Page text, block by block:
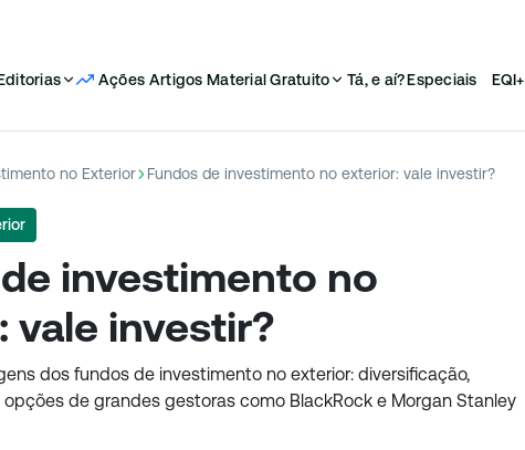
Ações Artigos Material Gratuito Tá, e aí?Especiais EQI+
no Exterior Fundos de investimento no exterior: vale investir?
investimento no
vale investir?
dos fundos de investimento no exterior: diversificação,
de grandes gestoras como BlackRock e Morgan Stanley